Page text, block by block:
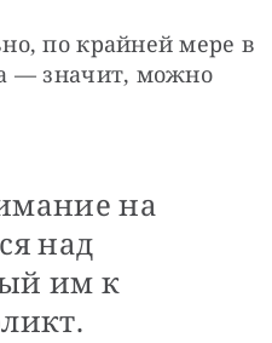
по крайней мере в
— значит, можно
на
над
им к